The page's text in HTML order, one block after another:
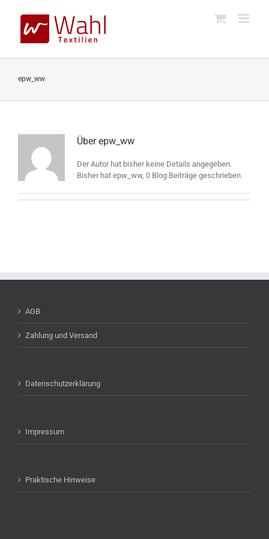
content
epw_ww
Überepw_ww
Der Autor hat bisher keine Details angegeben.
Bisher hat epw_ww, 0 Blog Beiträge geschrieben.
AGB
Zahlung und Versand
Datenschutzerklärung
Impressum
Praktische Hinweise